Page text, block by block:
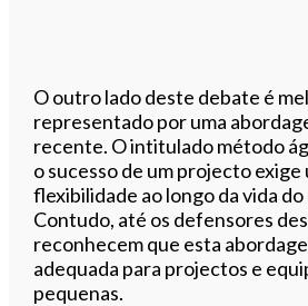
O outro lado deste debate é
representado por uma
recente. O intitulado método
o sucesso de um projecto exige
flexibilidade ao longo da vida do
Contudo, até os defensores
reconhecem que esta
adequada para projectos e
pequenas.